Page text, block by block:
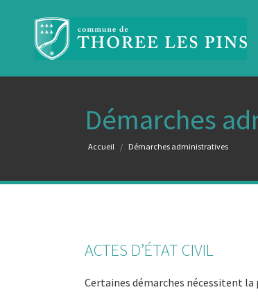
Démarches
Vous êtes ici :
Accueil Démarches administratives
ACTES D’ÉTAT CIVIL
Certaines démarches nécessitent la